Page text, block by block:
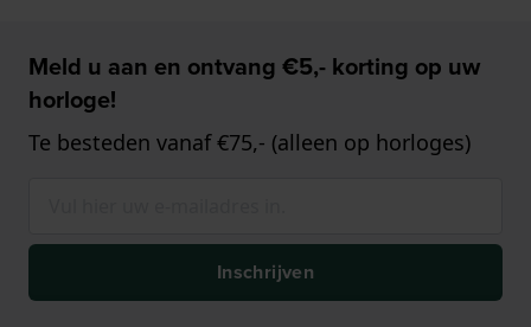
Meld u aan en ontvang €5,- korting op uw
horloge!
Te besteden vanaf €75,- (alleen op horloges)
Inschrijven